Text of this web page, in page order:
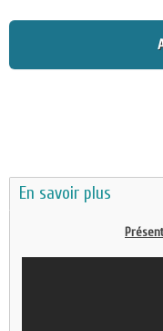
En savoir plus